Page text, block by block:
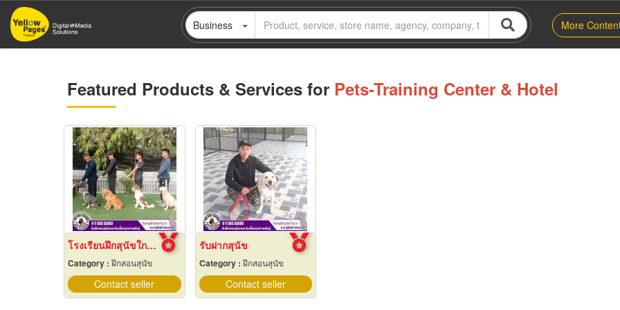
Skip
main
Business More
Featured Products & Services for Pets-Training Center & Hotel
โรงเรียนฝึกสุนัขใกล้ฉัน
Category :ฝึกสอนสุนัข
Contact seller
รับฝากสุนัข
Category :ฝึกสอนสุนัข
Contact seller